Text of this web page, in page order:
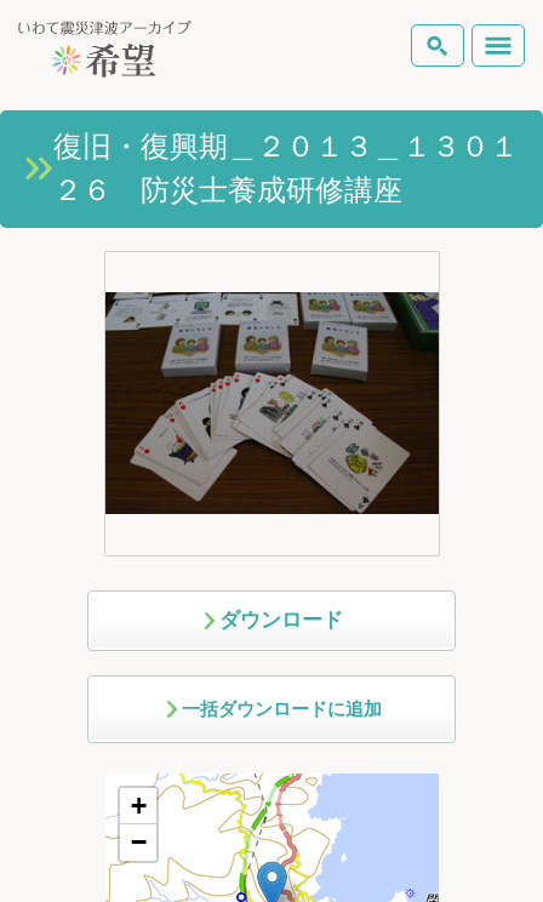
いわて震災津波アーカイブとは
岩手県の被害状況
ピックアップコンテンツ
Foreign Laguage
検索
復旧・復興期＿２０１３＿１３０１
２６ 防災士養成研修講座
ダウンロード
一括ダウンロードに追加
+
−